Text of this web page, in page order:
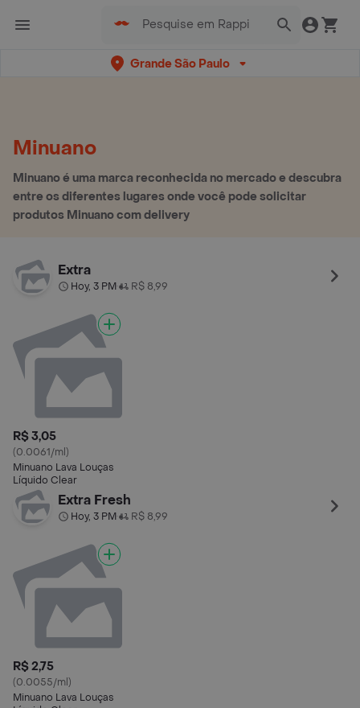
Grande São Paulo
Minuano
Minuano é uma marca reconhecida no mercado e descubra
entre os diferentes lugares onde você pode solicitar
produtos Minuano com delivery
Extra
Hoy, 3 PM• R$ 8,99
R$ 3,05
(0.0061/ml)
Minuano Lava Louças
Líquido Clear
Extra Fresh
Hoy, 3 PM• R$ 8,99
R$ 2,75
(0.0055/ml)
Minuano Lava Louças